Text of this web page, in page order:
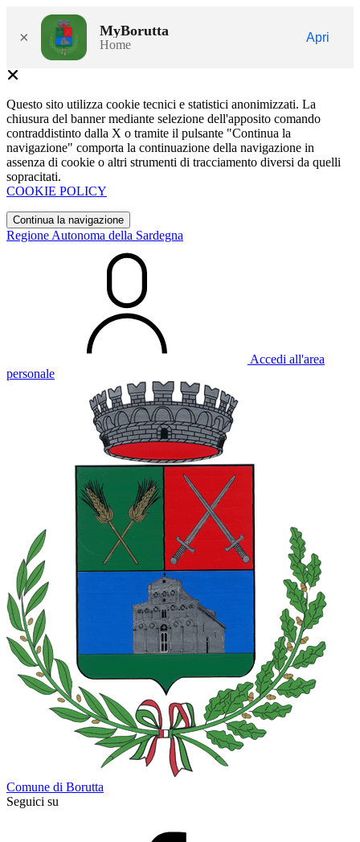
× MyBorutta
Home
Apri
Questo sito utilizza cookie tecnici e statistici anonimizzati. La
chiusura del banner mediante selezione dell'apposito comando
contraddistinto dalla X o tramite il pulsante "Continua la
navigazione" comporta la continuazione della navigazione in
assenza di cookie o altri strumenti di tracciamento diversi da quelli
sopracitati.
COOKIE POLICY
Continua la navigazione
Regione Autonoma della Sardegna
Accedi all'area
personale
Comune di Borutta
Seguici su